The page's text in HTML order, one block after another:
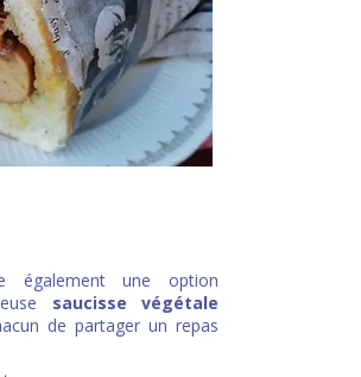
également une option
saucisse végétale
de partager un repas